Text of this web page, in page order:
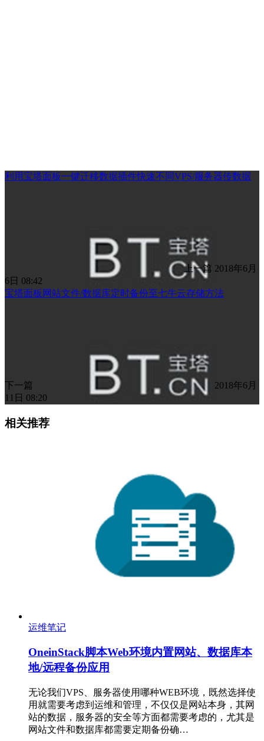
利用宝塔面板一键迁移数据插件快速不同VPS/服务器传数据
上一篇 2018年6月
6日 08:42
宝塔面板网站文件/数据库定时备份至七牛云存储方法
下一篇
2018年6月
11日 08:20
相关推荐
运维笔记
OneinStack脚本Web环境内置网站、数据库本
地/远程备份应用
无论我们VPS、服务器使用哪种WEB环境，既然选择使
用就需要考虑到运维和管理，不仅仅是网站本身，其网
站的数据，服务器的安全等方面都需要考虑的，尤其是
网站文件和数据库都需要定期备份确…